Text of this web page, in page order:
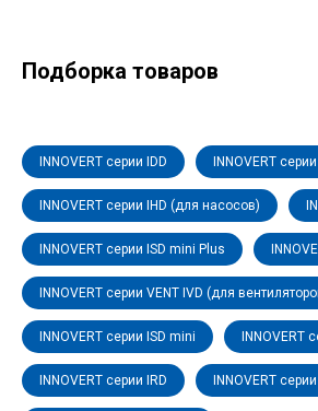
Подборка товаров
INNOVERT серии IDD INNOVERT серии
INNOVERT серии IHD (для насосов)
INNOVERT серии ISD mini Plus
INNOVERT серии VENT IVD (для
INNOVERT серии ISD mini INNOVERT
INNOVERT серии IRD INNOVERT серии